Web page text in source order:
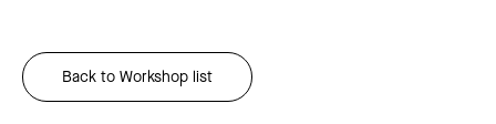
Back to Workshop list